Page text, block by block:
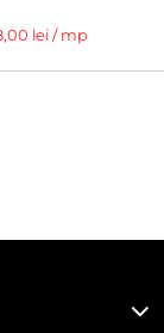
lei / mp